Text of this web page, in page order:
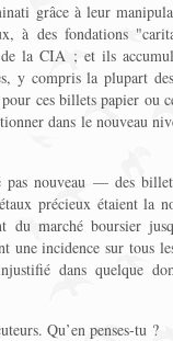
grâce à leur
à des fondations
la CIA ; et ils
y compris la plupart
ces billets papier ou
dans le nouveau
pas nouveau — des
précieux étaient la
du marché boursier
une incidence sur tous
dans quelque
Qu’en penses-tu ?